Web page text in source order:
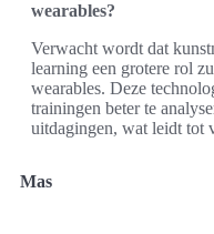
wearables?
Verwacht wordt dat
learning een grotere rol
wearables. Deze
trainingen beter te
uitdagingen, wat leidt tot
Mas